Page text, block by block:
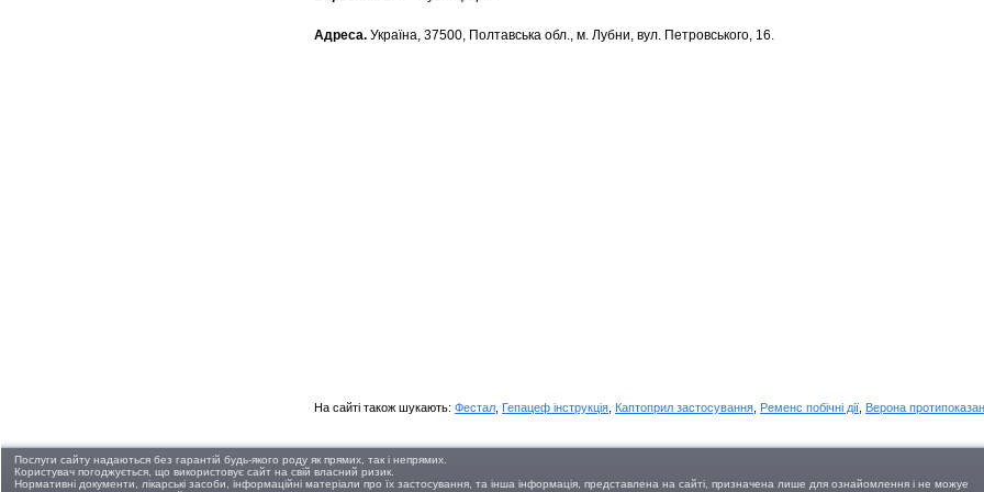
Адреса. Україна, 37500, Полтавська обл., м. Лубни, вул. Петровського, 16.
На сайті також шукають: Фестал Гепацеф інструкція Каптоприл застосування Ременс побічні дії Верона
Послуги сайту надаються без гарантій будь-якого роду як прямих, так і непрямих.
Користувач погоджується, що використовує сайт на свій власний ризик.
Нормативні документи, лікарські засоби, інформаційні матеріали про їх застосування, та інша інформація, представлена на сайті, призначена лише для ознайомлення і не можуе